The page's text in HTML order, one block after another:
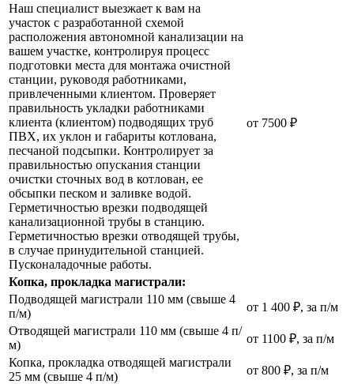
Наш специалист выезжает к вам на
участок с разработанной схемой
расположения автономной канализации на
вашем участке, контролируя процесс
подготовки места для монтажа очистной
станции, руководя работниками,
привлеченными клиентом. Проверяет
правильность укладки работниками
клиента (клиентом) подводящих труб
ПВХ, их уклон и габариты котлована,
песчаной подсыпки. Контролирует за
правильностью опускания станции
очистки сточных вод в котлован, ее
обсыпки песком и заливке водой.
Герметичностью врезки подводящей
канализационной трубы в станцию.
Герметичностью врезки отводящей трубы,
в случае принудительной станцией.
Пусконаладочные работы.
от 7500 ₽
Копка, прокладка магистрали:
Подводящей магистрали 110 мм (свыше 4
п/м)
от 1 400 ₽, за п/м
Отводящей магистрали 110 мм (свыше 4 п/
м)
от 1100 ₽, за п/м
Копка, прокладка отводящей магистрали
25 мм (свыше 4 п/м)
от 800 ₽, за п/м